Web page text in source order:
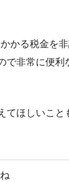
かる税金を非
で非常に便
てほしいこと